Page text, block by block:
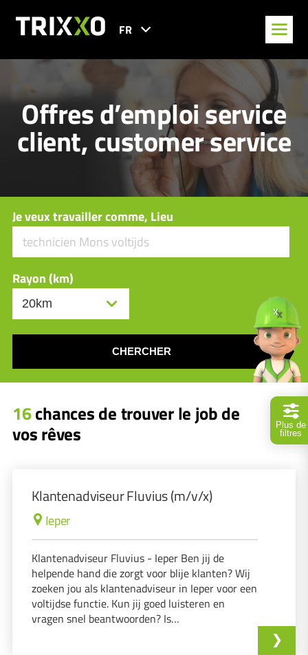
FR
Offres d’emploi service
client, customer service
Je veux travailler comme, Lieu
Rayon (km)
CHERCHER
Plus de
filtres
16chances de trouver le job de
vos rêves
Klantenadviseur Fluvius (m/v/x)
Ieper
Klantenadviseur Fluvius - Ieper Ben jij de
helpende hand die zorgt voor blije klanten? Wij
zoeken jou als klantenadviseur in Ieper voor een
voltijdse functie. Kun jij goed luisteren en
vragen snel beantwoorden? Is